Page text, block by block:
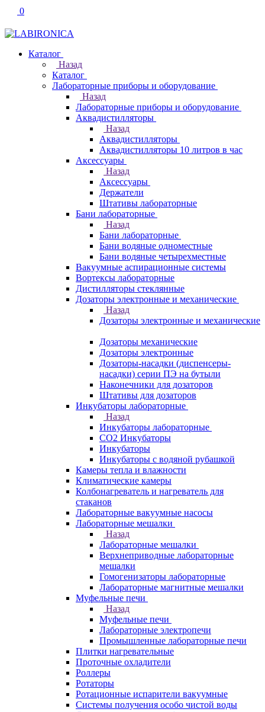
0
Каталог
Назад
Каталог
Лабораторные приборы и оборудование
Назад
Лабораторные приборы и оборудование
Аквадистилляторы
Назад
Аквадистилляторы
Аквадистилляторы 10 литров в час
Аксессуары
Назад
Аксессуары
Держатели
Штативы лабораторные
Бани лабораторные
Назад
Бани лабораторные
Бани водяные одноместные
Бани водяные четырехместные
Вакуумные аспирационные системы
Вортексы лабораторные
Дистилляторы стеклянные
Дозаторы электронные и механические
Назад
Дозаторы электронные и механические
Дозаторы механические
Дозаторы электронные
Дозаторы-насадки (диспенсеры-
насадки) серии ПЭ на бутыли
Наконечники для дозаторов
Штативы для дозаторов
Инкубаторы лабораторные
Назад
Инкубаторы лабораторные
CO2 Инкубаторы
Инкубаторы
Инкубаторы с водяной рубашкой
Камеры тепла и влажности
Климатические камеры
Колбонагреватель и нагреватель для
стаканов
Лабораторные вакуумные насосы
Лабораторные мешалки
Назад
Лабораторные мешалки
Верхнеприводные лабораторные
мешалки
Гомогенизаторы лабораторные
Лабораторные магнитные мешалки
Муфельные печи
Назад
Муфельные печи
Лабораторные электропечи
Промышленные лабораторные печи
Плитки нагревательные
Проточные охладители
Роллеры
Ротаторы
Ротационные испарители вакуумные
Системы получения особо чистой воды